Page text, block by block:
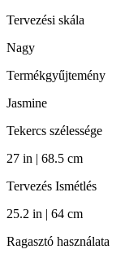
Tervezési skála
Nagy
Termékgyűjtemény
Jasmine
Tekercs szélessége
27 in | 68.5 cm
Tervezés Ismétlés
25.2 in | 64 cm
Ragasztó használata